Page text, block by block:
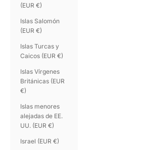
(EUR €)
Islas Salomón
(EUR €)
Islas Turcas y
Caicos (EUR €)
Islas Vírgenes
Británicas (EUR
€)
Islas menores
alejadas de EE.
UU. (EUR €)
Israel (EUR €)